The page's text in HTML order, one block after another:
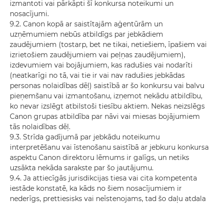
izmantoti vai pārkāpti šī konkursa noteikumi un
nosacījumi.
9.2. Canon kopā ar saistītajām aģentūrām un
uzņēmumiem nebūs atbildīgs par jebkādiem
zaudējumiem (tostarp, bet ne tikai, netiešiem, īpašiem vai
izrietošiem zaudējumiem vai peļņas zaudējumiem),
izdevumiem vai bojājumiem, kas radušies vai nodarīti
(neatkarīgi no tā, vai tie ir vai nav radušies jebkādas
personas nolaidības dēļ) saistībā ar šo konkursu vai balvu
pieņemšanu vai izmantošanu, izņemot nekādu atbildību,
ko nevar izslēgt atbilstoši tiesību aktiem. Nekas neizslēgs
Canon grupas atbildība par nāvi vai miesas bojājumiem
tās nolaidības dēļ.
9.3. Strīda gadījumā par jebkādu noteikumu
interpretēšanu vai īstenošanu saistībā ar jebkuru konkursa
aspektu Canon direktoru lēmums ir galīgs, un netiks
uzsākta nekāda sarakste par šo jautājumu.
9.4. Ja attiecīgās jurisdikcijas tiesa vai cita kompetenta
iestāde konstatē, ka kāds no šiem nosacījumiem ir
nederīgs, prettiesisks vai neīstenojams, tad šo daļu atdala